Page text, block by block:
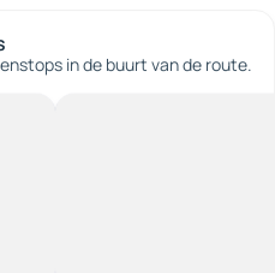
in de buurt van de route.